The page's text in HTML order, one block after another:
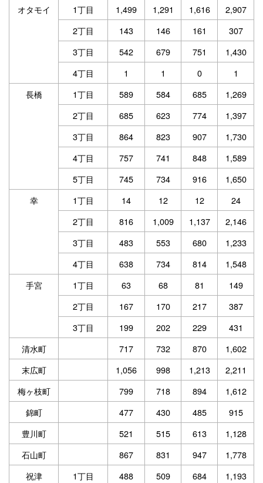
オタモイ
1丁目 1,499 1,291 1,616
2,907
2丁目
143 146 161
307
3丁目
542 679 751
1,430
4丁目
1 1 0
1
長橋
1丁目 589 584 685
1,269
2丁目
685 623 774
1,397
3丁目
864 823 907
1,730
4丁目
757 741 848
1,589
5丁目
745 734 916
1,650
幸
1丁目 14 12 12
24
2丁目
816 1,009 1,137
2,146
3丁目
483 553 680
1,233
4丁目
638 734 814
1,548
手宮
1丁目 63 68 81
149
2丁目
167 170 217
387
3丁目
199 202 229
431
清水町
717 732 870
1,602
末広町
1,056 998 1,213
2,211
梅ヶ枝町
799 718 894
1,612
錦町
477 430 485
915
豊川町
521 515 613
1,128
石山町
867 831 947
1,778
祝津
1丁目 488 509 684 1,193